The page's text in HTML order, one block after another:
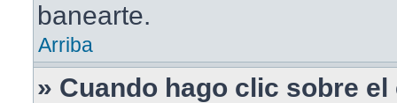
banearte.
Arriba
» Cuando hago clic sobre